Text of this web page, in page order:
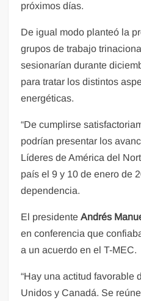
próximos días.
De igual modo planteó la
grupos de trabajo
sesionarían durante
para tratar los distintos
energéticas.
“De cumplirse
podrían presentar los
Líderes de América del
país el 9 y 10 de enero de
dependencia.
El presidenteAndrés
en conferencia que
a un acuerdo en el T-MEC.
“Hay una actitud favorable
Unidos y Canadá. Se